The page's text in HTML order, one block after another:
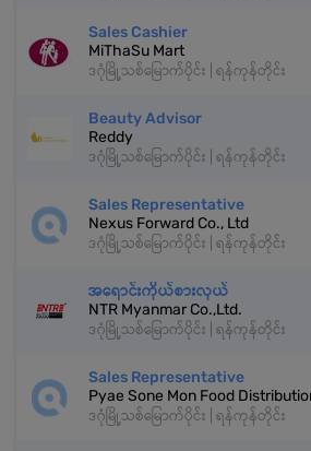
Sales Cashier
MiThaSu Mart
ဒဂုံမြို့သစ်မြောက်ပိုင်း | ရန်ကုန်တိုင်း
Beauty Advisor
Reddy
ဒဂုံမြို့သစ်မြောက်ပိုင်း | ရန်ကုန်တိုင်း
Sales Representative
Nexus Forward Co., Ltd
ဒဂုံမြို့သစ်မြောက်ပိုင်း | ရန်ကုန်တိုင်း
အရောင်းကိုယ်စားလှယ်
NTR Myanmar Co.,Ltd.
ဒဂုံမြို့သစ်မြောက်ပိုင်း | ရန်ကုန်တိုင်း
Sales Representative
Pyae Sone Mon Food
ဒဂုံမြို့သစ်မြောက်ပိုင်း | ရန်ကုန်တိုင်း